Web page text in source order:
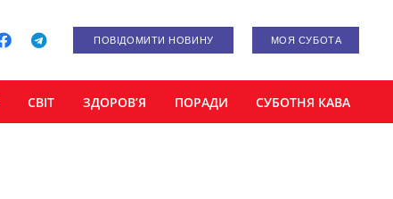
ПОВІДОМИТИ НОВИНУ МОЯ СУБОТА
СВІТ ЗДОРОВ’Я ПОРАДИ СУБОТНЯ КАВА